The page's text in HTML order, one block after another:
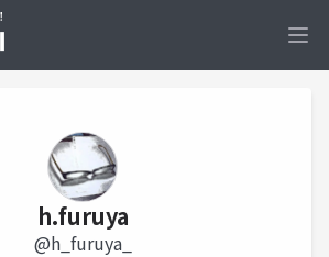
h.furuya
@h_furuya_